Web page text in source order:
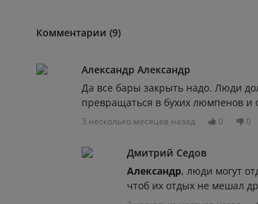
Комментарии (9)
Александр Александр
Да все бары закрыть надо. Люди
превращаться в бухих люмпенов и
3 несколько месяцев назад 0 0
Дмитрий Седов
Александр, люди могут
чтоб их отдых не мешал